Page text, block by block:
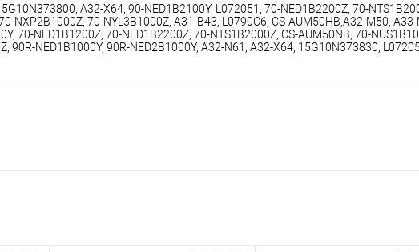
A32-X64, 90-NED1B2100Y, L072051, 70-NED1B2200Z, 70-
NXP2B1000Z, 70-NYL3B1000Z, A31-B43, L0790C6, CS-AUM50HB,A32-M50, A33-
70-NED1B1200Z, 70-NED1B2200Z, 70-NTS1B2000Z, CS-AUM50NB, 70-
NED1B1000Y, 90R-NED2B1000Y, A32-N61, A32-X64, 15G10N373830,